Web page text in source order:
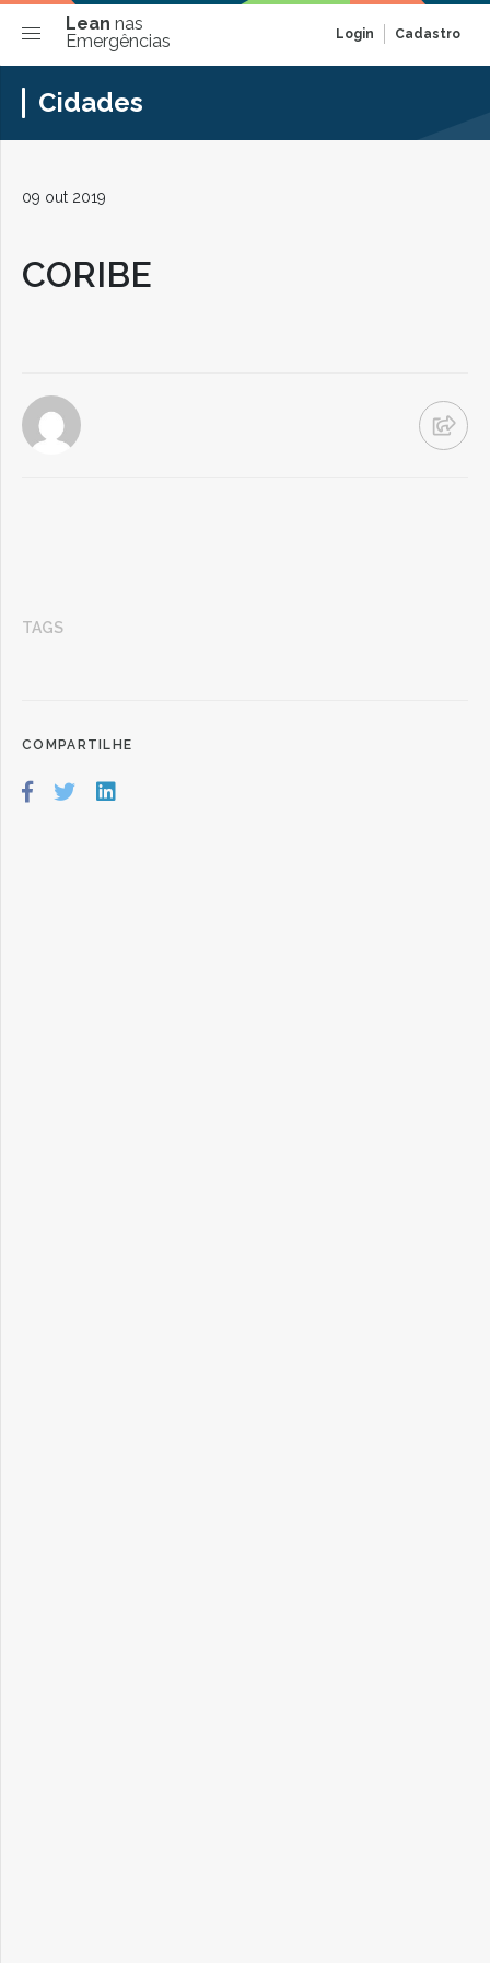
Lean nas
Emergências
Login Cadastro
Cidades
09 out 2019
CORIBE
TAGS
COMPARTILHE